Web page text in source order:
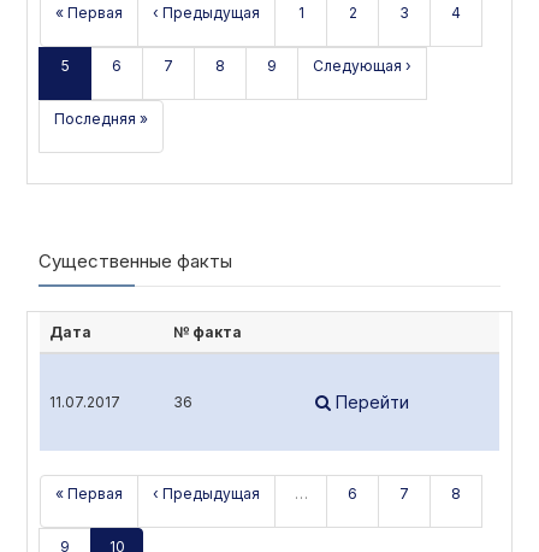
« Первая ‹ Предыдущая 1 2 3 4
5 6 7 8 9 Следующая ›
Последняя »
Существенные факты
Дата № факта
11.07.2017 36 Перейти
« Первая ‹ Предыдущая … 6 7 8
9 10